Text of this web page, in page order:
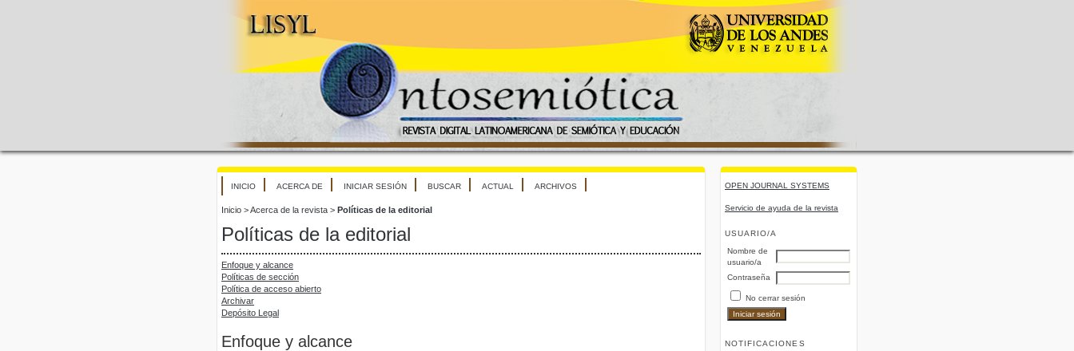
OPEN JOURNAL SYSTEMS
Servicio de ayuda de la revista
USUARIO/A
Nombre de
usuario/a
Contraseña
No cerrar sesión
NOTIFICACIONES
INICIO ACERCA DE INICIAR SESIÓN BUSCAR ACTUAL ARCHIVOS
Inicio >Acerca de la revista > Políticas de la editorial
Políticas de la editorial
Enfoque y alcance
Políticas de sección
Política de acceso abierto
Archivar
Depósito Legal
Enfoque y alcance